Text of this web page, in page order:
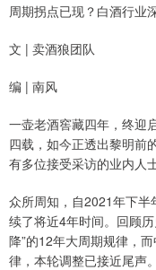
周期拐点已现？白酒行业
文 | 卖酒狼团队
编 | 南风
一壶老酒窖藏四年，终迎
四载，如今正透出黎明前
有多位接受采访的业内人
众所周知，自2021年下
续了将近4年时间。回顾
降”的12年大周期规律，
律，本轮调整已接近尾声。